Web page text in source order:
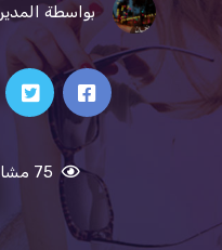
بواسطة المدير